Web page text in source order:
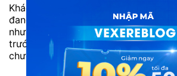
Khách hàng Hằng: “Mình lên
đang giảm giá nên đi thử luôn. Lần
nhưng rất có thiện cảm vì nhân viên
trước và phục vụ trên xe cũng ok.
chương trình theo tháng. Cảm ơn